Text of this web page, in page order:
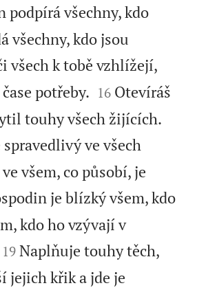
podpírá všechny, kdo
všechny, kdo jsou
všech k tobě vzhlížejí,
potřeby. 

16 Otevíráš
touhy všech žijících.
ve všech
všem, co působí, je
je blízký všem, kdo
kdo ho vzývají v


19 Naplňuje touhy těch,
jejich křik a jde je